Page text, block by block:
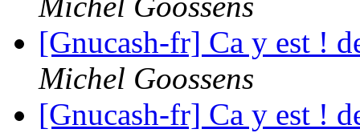
[Gnucash-fr] Ca y est !
Michel Goossens
[Gnucash-fr] Ca y est !